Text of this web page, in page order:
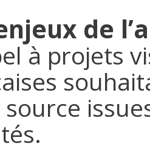
de
à projets